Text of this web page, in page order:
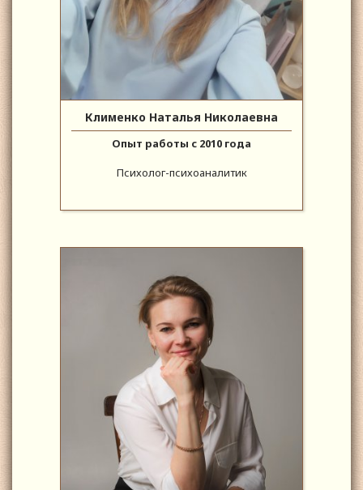
Клименко Наталья Николаевна
Опыт работы с 2010 года
Психолог-психоаналитик